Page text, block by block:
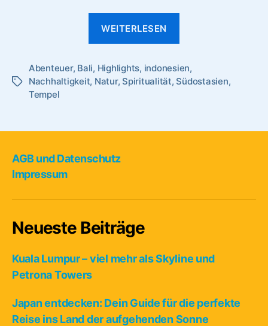
WEITERLESEN
5
Highlights
Schlagwörter
Abenteuer, Bali, Highlights, indonesien,
Nachhaltigkeit, Natur, Spiritualität, Südostasien,
Tempel
AGB und Datenschutz
Impressum
Neueste Beiträge
Kuala Lumpur – viel mehr als Skyline und
Petrona Towers
Japan entdecken: Dein Guide für die perfekte
Reise ins Land der aufgehenden Sonne